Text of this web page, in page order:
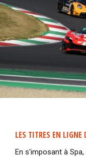
LES TITRES EN LIGNE
En s'imposant à